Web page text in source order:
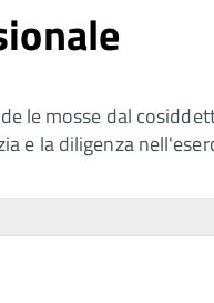
le mosse dal
e la diligenza